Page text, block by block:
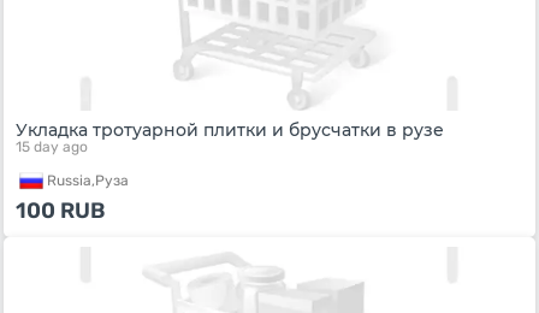
Укладка тротуарной плитки и брусчатки в рузе
15 day ago
Russia,Руза
100 RUB